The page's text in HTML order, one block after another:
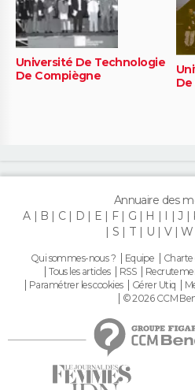
Université De Technologie
De Compiègne
Annuaire des
A
B C D E F G H J
S
T U V W
Qui sommes-nous ? Equipe Charte
Tous les articles
RSS
Paramétrer les cookies
Gérer Utiq
© 2026 CCM